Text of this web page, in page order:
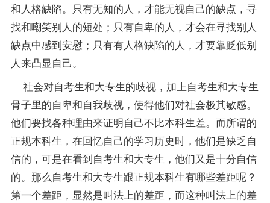
和人格缺陷。只有无知的人，才能无视自己的缺点，寻
找和嘲笑别人的短处；只有自卑的人，才会在寻找别人
缺点中感到安慰；只有有人格缺陷的人，才要靠贬低别
人来凸显自己。
社会对自考生和大专生的歧视，加上自考生和大专生
骨子里的自卑和自我歧视，使得他们对社会极其敏感。
他们要找各种理由来证明自己不比本科生差。而所谓的
正规本科生，在回忆自己的学习历史时，他们是缺乏自
信的，可是在看到自考生和大专生，他们又是十分自信
的。那么自考生和大专生跟正规本科生有哪些差距呢？
第一个差距，显然是叫法上的差距，而这种叫法上的差